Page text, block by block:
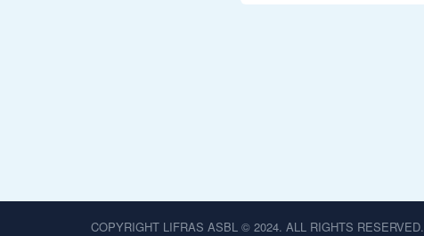
COPYRIGHT LIFRAS ASBL © 2024. ALL RIGHTS RESERVED.